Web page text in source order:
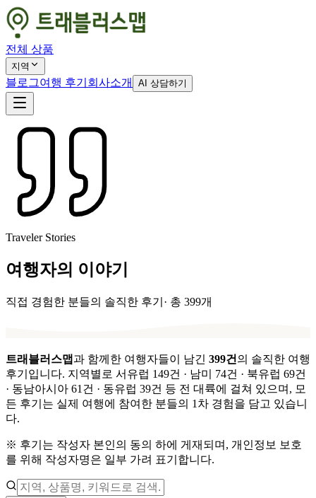
전체 상품
지역
블로그여행 후기 회사소개 AI 상담하기
Traveler Stories
여행자의 이야기
직접 경험한 분들의 솔직한 후기 · 총 399개
트래블러스맵과 함께한 여행자들이 남긴 399건 의 솔직한 여행
후기입니다. 지역별로 서유럽 149건 · 남미 74건 · 북유럽 69건
· 동남아시아 61건 · 동유럽 39건 등 전 대륙에 걸쳐 있으며, 모
든 후기는 실제 여행에 참여한 분들의 1차 경험을 담고 있습니
다.
※ 후기는 작성자 본인의 동의 하에 게재되며, 개인정보 보호
를 위해 작성자명은 일부 가려 표기합니다.